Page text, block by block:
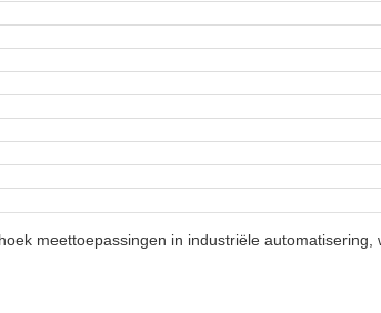
meettoepassingen in industriële automatisering,